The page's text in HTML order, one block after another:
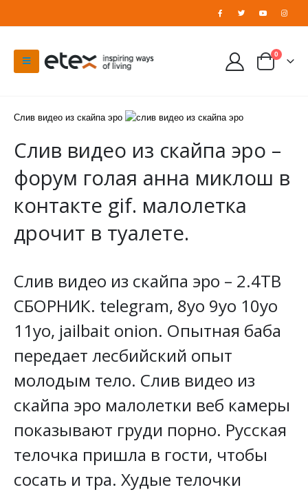
0
Слив видео из скайпа эро
Слив видео из скайпа эро –
форум голая анна миклош в
контакте gif. малолетка
дрочит в туалете.
Слив видео из скайпа эро – 2.4TB
СБОРНИК. telegram, 8yo 9yo 10yo
11yo, jailbait onion. Опытная баба
передает лесбийский опыт
молодым тело. Слив видео из
скайпа эро малолетки веб камеры
показывают груди порно. Русская
телочка пришла в гости, чтобы
сосать и тра. Худые телочки